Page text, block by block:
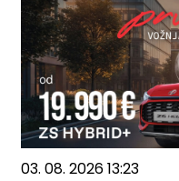
03. 08. 2026 13:23